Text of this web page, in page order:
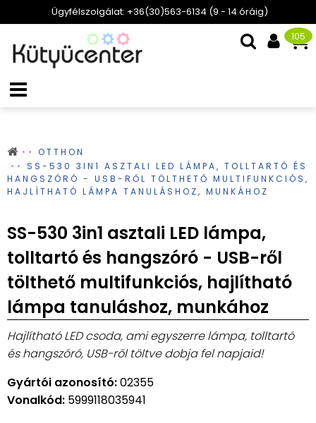
Ügyfélszolgálat: +36(30)563-6134 (9 - 14 óráig)
105
OTTHON
SS-530 3IN1 ASZTALI LED LÁMPA, TOLLTARTÓ ÉS
HANGSZÓRÓ - USB-RŐL TÖLTHETŐ MULTIFUNKCIÓS,
HAJLÍTHATÓ LÁMPA TANULÁSHOZ, MUNKÁHOZ
SS-530 3in1 asztali LED lámpa,
tolltartó és hangszóró - USB-ről
tölthető multifunkciós, hajlítható
lámpa tanuláshoz, munkához
Hajlítható LED csoda, ami egyszerre lámpa, tolltartó
és hangszóró, USB-ről töltve dobja fel napjaid!
Gyártói azonosító:02355
Vonalkód: 5999118035941